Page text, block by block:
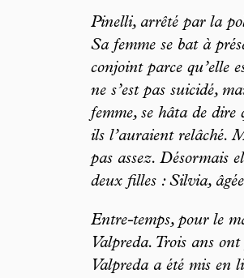
Pinelli, arrêté par la
Sa femme se bat à
conjoint parce qu’elle
ne s’est pas suicidé,
femme, se hâta de
ils l’auraient relâché.
pas assez. Désormais
deux filles : Silvia,
Entre-temps, pour le
Valpreda. Trois ans
Valpreda a été mis en